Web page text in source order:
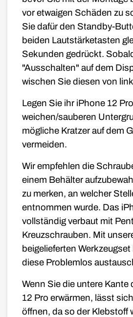
vor etwaigen Schäden zu
Sie dafür den Standby-
beiden Lautstärketasten
Sekunden gedrückt.
"Ausschalten" auf dem
wischen Sie diesen von
Legen Sie ihr iPhone 12 Pro
weichen/sauberen
mögliche Kratzer auf dem
vermeiden.
Wir empfehlen die
einem Behälter
zu merken, an welcher
entnommen wurde. Das
vollständig verbaut mit
Kreuzschrauben. Mit
beigelieferten
diese Problemlos
Wenn Sie die untere Kante
12 Pro erwärmen, lässt
öffnen, da so der Klebstoff